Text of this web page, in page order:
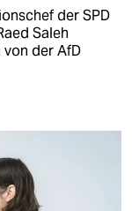
der SPD
Saleh
der AfD